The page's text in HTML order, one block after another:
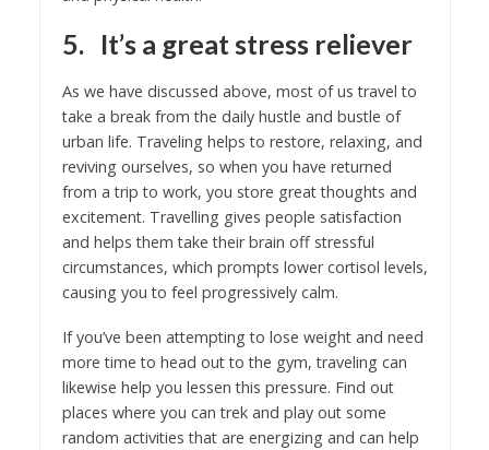
5. It’s a great stress reliever
As we have discussed above, most of us travel to
take a break from the daily hustle and bustle of
urban life. Traveling helps to restore, relaxing, and
reviving ourselves, so when you have returned
from a trip to work, you store great thoughts and
excitement. Travelling gives people satisfaction
and helps them take their brain off stressful
circumstances, which prompts lower cortisol levels,
causing you to feel progressively calm.
If you’ve been attempting to lose weight and need
more time to head out to the gym, traveling can
likewise help you lessen this pressure. Find out
places where you can trek and play out some
random activities that are energizing and can help